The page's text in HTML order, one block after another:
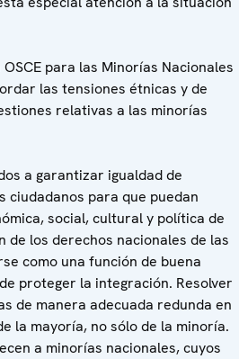
para las Minorías Nacionales
las tensiones étnicas y de
relativas a las minorías
a garantizar igualdad de
ciudadanos para que puedan
social, cultural y política de
de los derechos nacionales de las
como una función de buena
proteger la integración. Resolver
de manera adecuada redunda en
la mayoría, no sólo de la minoría.
a minorías nacionales, cuyos